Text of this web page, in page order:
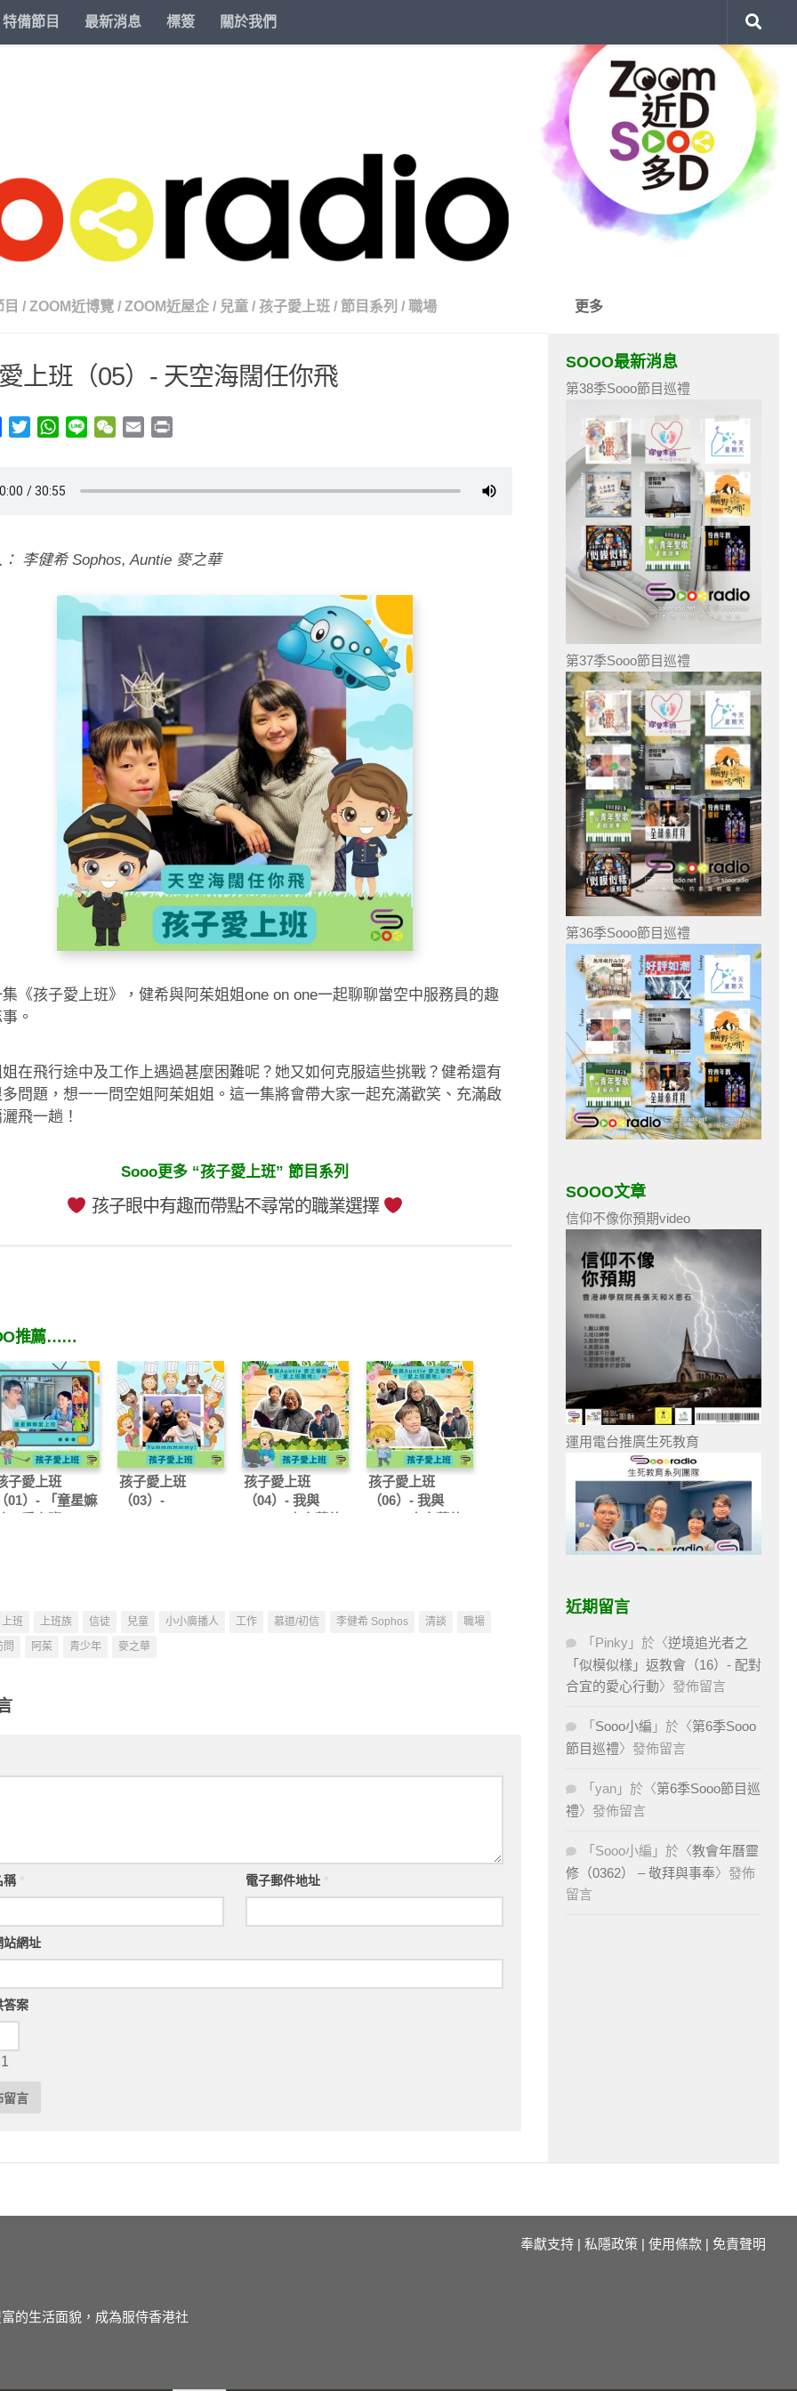
特備節目 最新消息 標簽 關於我們
/ ZOOM近博覽 / ZOOM近屋企 / 兒童 / 孩子愛上班 / 節目系列 / 職場
上班（05）- 天空海闊任你飛
Facebook
TwitterWhatsApp
Line WeChat
Email
李健希 Sophos, Auntie 麥之華
《孩子愛上班》，健希與阿茱姐姐one on one一起聊聊當空中服務員的趣
。
在飛行途中及工作上遇過甚麼困難呢？她又如何克服這些挑戰？健希還有
問題，想一一問空姐阿茱姐姐。這一集將會帶大家一起充滿歡笑、充滿啟
飛一趟！
Sooo更多 “孩子愛上班” 節目系列
孩子眼中有趣而帶點不尋常的職業選擇
推薦……
子愛上班
01）- 「童星嫲
孩子愛上班
（03）-
孩子愛上班
（04）- 我與
孩子愛上班
（06）- 我與
上班 上班族 信徒 兒童 小小廣播人 工作 慕道/初信 李健希 Sophos 清談
職場
問
阿茱 青少年 麥之華
稱 電子郵件地址
站網址
答案
更多
SOOO最新消息
第38季Sooo節目巡禮
第37季Sooo節目巡禮
第36季Sooo節目巡禮
SOOO文章
信仰不像你預期video
運用電台推廣生死教育
近期留言
「 Pinky 」於〈逆境追光者之
「似模似樣」返教會（16）- 配對
合宜的愛心行動〉發佈留言
「 Sooo小編 」於〈第6季Sooo
節目巡禮〉發佈留言
「 yan 」於〈第6季Sooo節目巡
禮〉發佈留言
「 Sooo小編 」於〈教會年曆靈
修（0362） – 敬拜與事奉〉發佈
留言
的生活面貌，成為服侍香港社
奉獻支持 | 私隱政策 | 使用條款 | 免責聲明